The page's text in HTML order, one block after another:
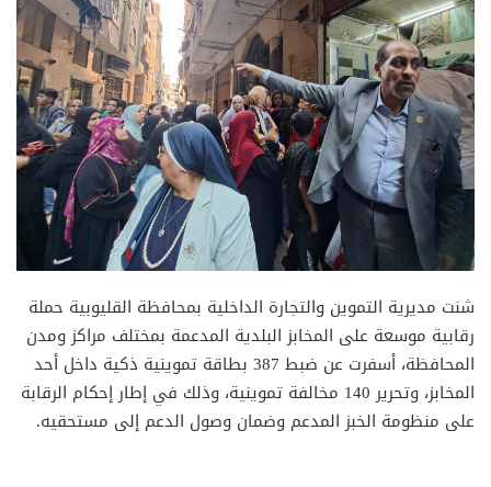
شنت مديرية التموين والتجارة الداخلية بمحافظة القليوبية حملة
رقابية موسعة على المخابز البلدية المدعمة بمختلف مراكز ومدن
المحافظة، أسفرت عن ضبط 387 بطاقة تموينية ذكية داخل أحد
المخابز، وتحرير 140 مخالفة تموينية، وذلك في إطار إحكام الرقابة
على منظومة الخبز المدعم وضمان وصول الدعم إلى مستحقيه.